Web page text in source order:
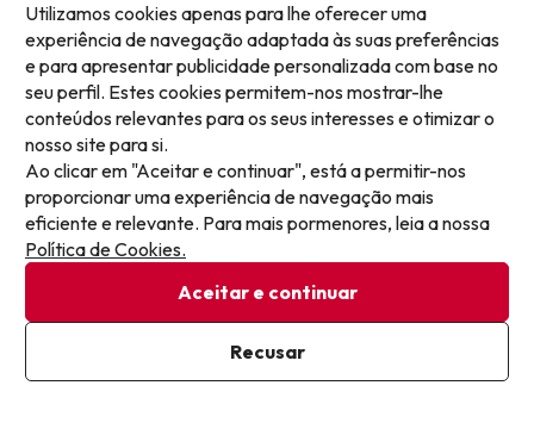
8.3
Rafa Viajou em família
Outubro 2025
Estive na cabana Bellavista e como dizem as vistas são
boas.
Não gosto que não haja estacionamento perto de casa e
durante a semana o trem que sobe e desce não funciona
porque as casas estão no topo da montanha e descer a
pé é uma loucura pelo tempo que se leva.
Muito bom
Não deixe escapar as melhores ofertas!
As ofertas mudam todos os dias. Deixe o seu email
e receba semanalmente uma seleção cuidada das
mais recentes ofertas de férias, para nunca mais
perder um excelente preço.
Escreva aqui o seu e-mail
Já estou subscrito
Ao subscrever a nossa newsletter, está a dar o seu consentimento
para receber comunicações de marketing da Jump2spain.com
Utilizamos cookies apenas para lhe oferecer uma
experiência de navegação adaptada às suas preferências
e para apresentar publicidade personalizada com base no
seu perfil. Estes cookies permitem-nos mostrar-lhe
conteúdos relevantes para os seus interesses e otimizar o
nosso site para si.
Ao clicar em "Aceitar e continuar", está a permitir-nos
proporcionar uma experiência de navegação mais
eficiente e relevante. Para mais pormenores, leia a nossa
Política de Cookies.
Aceitar e continuar
Recusar